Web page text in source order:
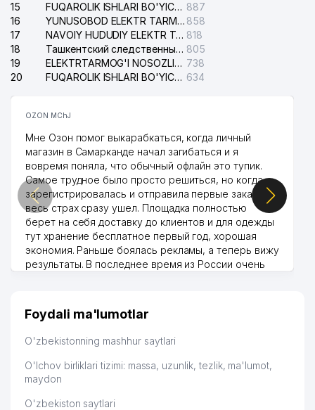
15
FUQAROLIK ISHLARI BO'YICHA YAKKASAROY TUMANLARARO SUDI 887
16
YUNUSOBOD ELEKTR TARMOG'I NOSOZLIKLARI XIZMATI 858
17
NAVOIY HUDUDIY ELEKTR TARMOQLARI KORXONASI AJ 818
18
Ташкентский следственный изолятор 805
19
ELEKTRTARMOG'I NOSOZLIKLARINI TO'ZATISH SERGELI XIZMATI 738
20
FUQAROLIK ISHLARI BO'YICHA UCH-TEPA TUMANI SUDI 634
OZON MChJ
Мне Озон помог выкарабкаться, когда личный
магазин в Самарканде начал загибаться и я
вовремя поняла, что обычный офлайн это тупик.
Самое трудное было просто решиться, но когда
зарегистрировалась и отправила первые заказы,
весь страх сразу ушел. Площадка полностью
берет на себя доставку до клиентов и для одежды
тут хранение бесплатное первый год, хорошая
экономия. Раньше боялась рекламы, а теперь вижу
результаты. В последнее время из России очень
дальше развиваюсь потихоньку😊
Hamida 03.08.2026 12:45:39
Foydali ma'lumotlar
O'zbekistonning mashhur saytlari
O'lchov birliklari tizimi: massa, uzunlik, tezlik, ma'lumot,
maydon
O'zbekiston saytlari